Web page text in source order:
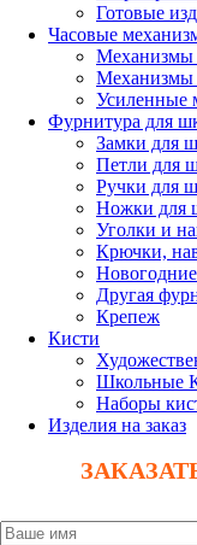
Готовые
Часовые
Механизмы
Механизмы
Усиленные
Фурнитура для
Замки для
Петли для
Ручки для
Ножки для
Уголки и
Крючки,
Другая
Крепеж
Кисти
Школьные
Наборы
Изделия на заказ